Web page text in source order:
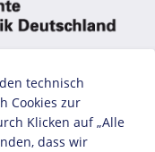
technisch
Cookies zur
Klicken auf „Alle
dass wir